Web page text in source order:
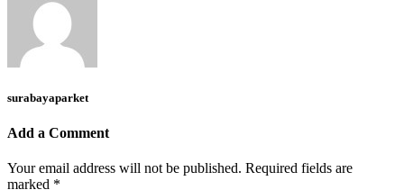
surabayaparket
Add a Comment
Your email address will not be published. Required fields are
marked *